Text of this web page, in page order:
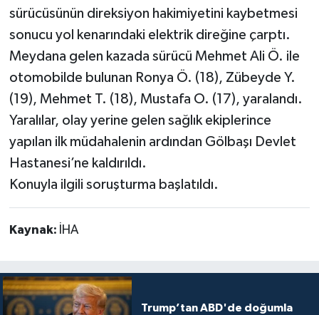
sürücüsünün direksiyon hakimiyetini kaybetmesi
sonucu yol kenarındaki elektrik direğine çarptı.
Meydana gelen kazada sürücü Mehmet Ali Ö. ile
otomobilde bulunan Ronya Ö. (18), Zübeyde Y.
(19), Mehmet T. (18), Mustafa O. (17), yaralandı.
Yaralılar, olay yerine gelen sağlık ekiplerince
yapılan ilk müdahalenin ardından Gölbaşı Devlet
Hastanesi’ne kaldırıldı.
Konuyla ilgili soruşturma başlatıldı.
Kaynak: İHA
Trump’tan ABD'de doğumla